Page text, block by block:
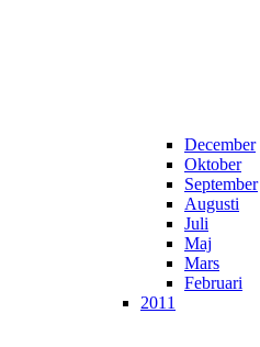
December
Oktober
September
Augusti
Juli
Maj
Mars
Februari
2011